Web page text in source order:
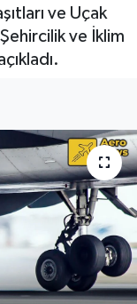
ve Uçak
ve İklim